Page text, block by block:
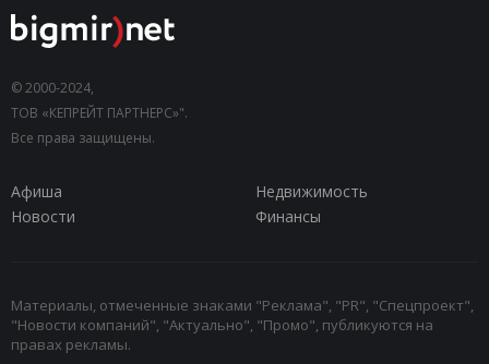
© 2000-2024,
ТОВ «КЕПРЕЙТ ПАРТНЕРС»".
Все права защищены.
Афиша
Недвижимость
Новости
Финансы
Материалы, отмеченные знаками "Реклама", "PR", "Спецпроект",
"Новости компаний", "Актуально", "Промо", публикуются на
правах рекламы.